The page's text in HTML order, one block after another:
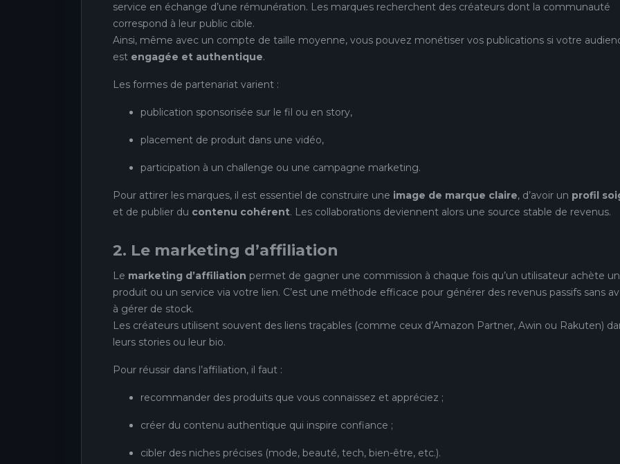
service en échange d’une rémunération. Les marques recherchent des créateurs dont la communauté
correspond à leur public cible.
Ainsi, même avec un compte de taille moyenne, vous pouvez monétiser vos publications si votre
est engagée et authentique.
Les formes de partenariat varient :
publication sponsorisée sur le fil ou en story,
placement de produit dans une vidéo,
participation à un challenge ou une campagne marketing.
Pour attirer les marques, il est essentiel de construire une image de marque claire, d’avoir un profil
et de publier du contenu cohérent. Les collaborations deviennent alors une source stable de revenus.
2. Le marketing d’affiliation
Le marketing d’affiliation permet de gagner une commission à chaque fois qu’un utilisateur achète un
produit ou un service via votre lien. C’est une méthode efficace pour générer des revenus passifs sans
à gérer de stock.
Les créateurs utilisent souvent des liens traçables (comme ceux d’Amazon Partner, Awin ou Rakuten)
leurs stories ou leur bio.
Pour réussir dans l’affiliation, il faut :
recommander des produits que vous connaissez et appréciez ;
créer du contenu authentique qui inspire confiance ;
cibler des niches précises (mode, beauté, tech, bien-être, etc.).